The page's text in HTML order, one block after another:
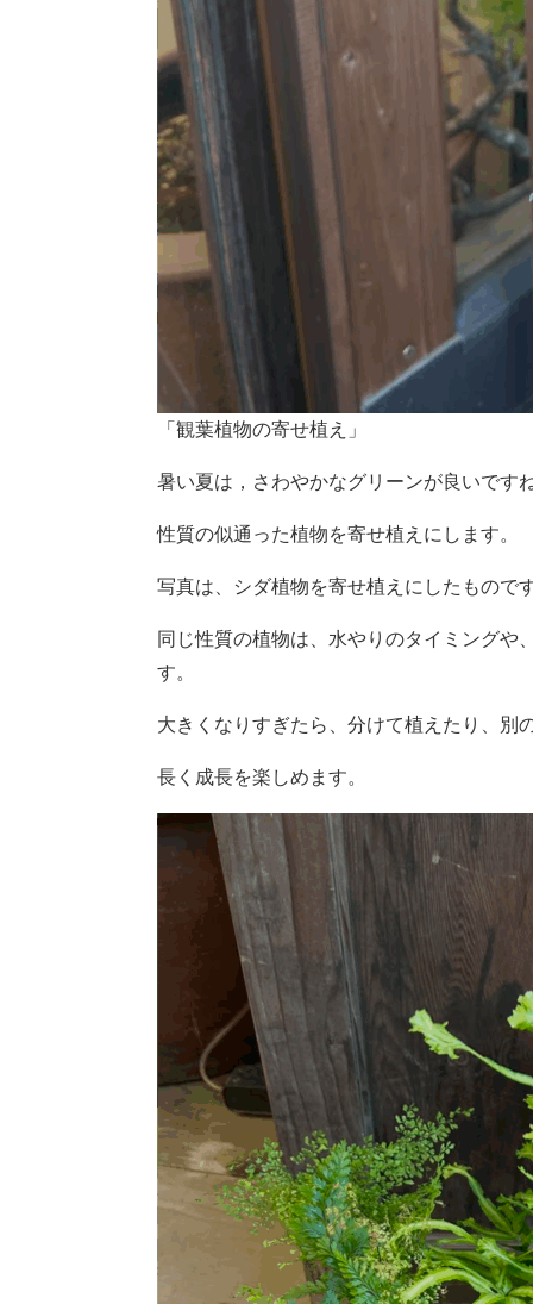
「観葉植物の寄せ植え」
暑い夏は，さわやかなグリーンが良いです
性質の似通った植物を寄せ植えにします。
写真は、シダ植物を寄せ植えにしたもので
同じ性質の植物は、水やりのタイミングや
す。
大きくなりすぎたら、分けて植えたり、別
長く成長を楽しめます。